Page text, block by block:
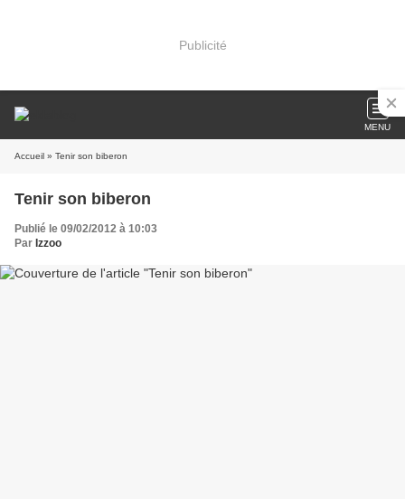
Publicité
MENU
Accueil » Tenir son biberon
Tenir son biberon
Publié le 09/02/2012 à 10:03
Par Izzoo